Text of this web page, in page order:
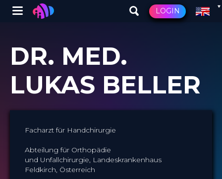
main
content
Winglet LOGIN
DR. MED.
LUKAS BELLER
Facharzt für Handchirurgie
Abteilung für Orthopädie
und Unfallchirurgie, Landeskrankenhaus
Feldkirch, Österreich